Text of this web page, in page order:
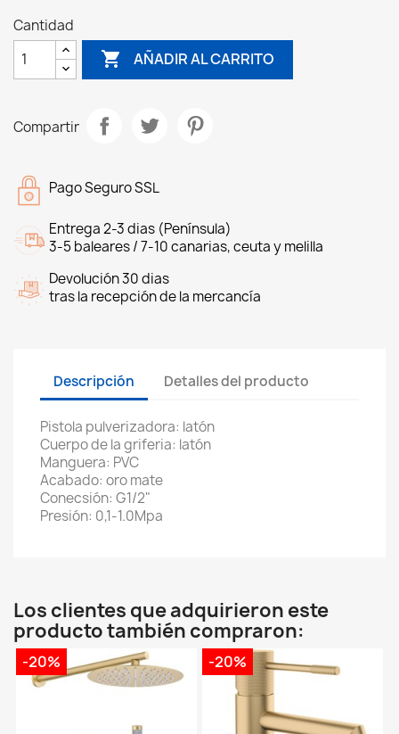
Cantidad
 AÑADIR AL CARRITO
Compartir
Pago Seguro SSL
Entrega 2-3 dias (Península)
3-5 baleares / 7-10 canarias, ceuta y melilla
Devolución 30 dias
tras la recepción de la mercancía
Descripción Detalles del producto
Pistola pulverizadora: latón
Cuerpo de la griferia: latón
Manguera: PVC
Acabado: oro mate
Conecsión: G1/2"
Presión: 0,1-1.0Mpa
Los clientes que adquirieron este
producto también compraron:
-20% -20%